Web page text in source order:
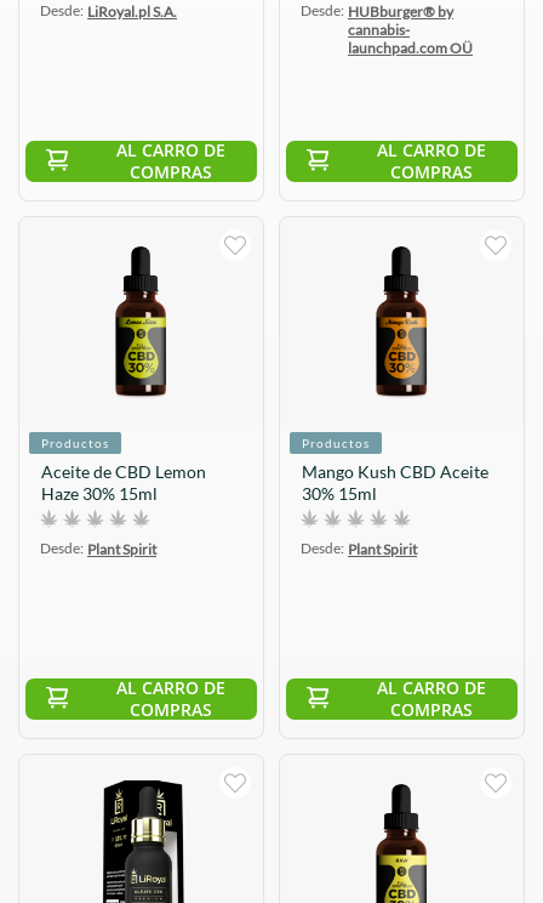
Desde: LiRoyal.pl S.A.
AL CARRO DE
COMPRAS
Desde: HUBburger® by
cannabis-
launchpad.com OÜ
AL CARRO DE
COMPRAS
Productos
Aceite de CBD Lemon
Haze 30% 15ml
Desde: Plant Spirit
AL CARRO DE
COMPRAS
Productos
Mango Kush CBD Aceite
30% 15ml
Desde: Plant Spirit
AL CARRO DE
COMPRAS